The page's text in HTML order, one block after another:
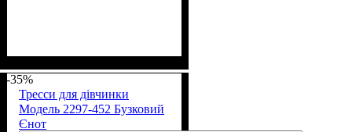
Поліестер
-35%
Тресси для дівчинки
Модель 2297-452 Бузковий
Єнот